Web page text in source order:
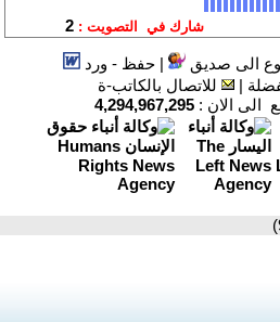
الى صديق |حفظ - ورد
|
للاتصال بالكاتب-ة
الى الان : 4,294,967,295